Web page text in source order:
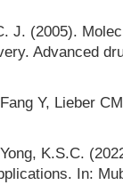
J. (2005).
Advanced
Y, Lieber
K.S.C.
In: